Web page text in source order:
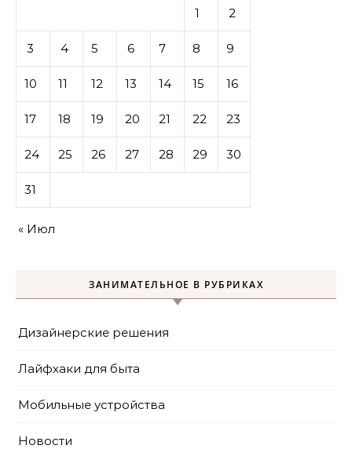
1 2
3 4 5 6 7 8 9
10 11 12 13 14 15 16
17 18 19 20 21 22 23
24 25 26 27 28 29 30
31
« Июл
ЗАНИМАТЕЛЬНОЕ В РУБРИКАХ
Дизайнерские решения
Лайфхаки для быта
Мобильные устройства
Новости